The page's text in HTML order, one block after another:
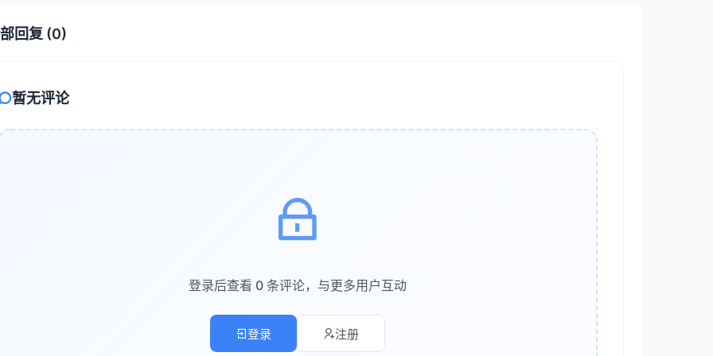
一位战略管理顾问。请基于以下公司数据，分析我们的市场竞争地位：
司年营收：5亿元
要产品：企业级SaaS软件
场份额：15%
要竞争对手：A公司（25%）、B公司（20%）
出一份包含SWOT分析和战略建议的报告，格式为Markdown表格。
复制
回复 (0)
暂无评论
登录后查看 0 条评论，与更多用户互动
登录 注册